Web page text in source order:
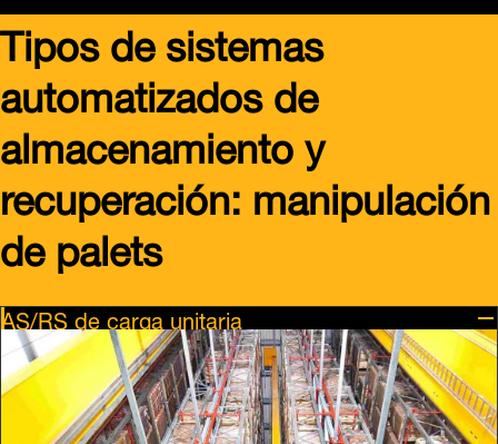
Tipos de sistemas
automatizados de
almacenamiento y
recuperación: manipulación
de palets
AS/RS de carga unitaria